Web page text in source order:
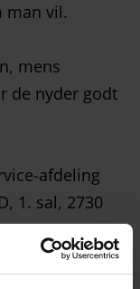
man vil.
mens
de nyder godt
afdeling
1. sal, 2730